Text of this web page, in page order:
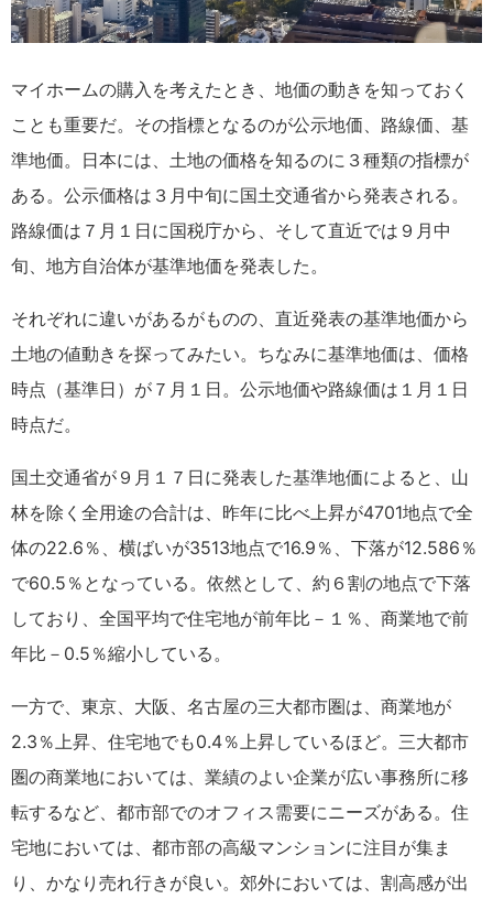
マイホームの購入を考えたとき、地価の動きを知っておく
ことも重要だ。その指標となるのが公示地価、路線価、基
準地価。日本には、土地の価格を知るのに３種類の指標が
ある。公示価格は３月中旬に国土交通省から発表される。
路線価は７月１日に国税庁から、そして直近では９月中
旬、地方自治体が基準地価を発表した。
それぞれに違いがあるがものの、直近発表の基準地価から
土地の値動きを探ってみたい。ちなみに基準地価は、価格
時点（基準日）が７月１日。公示地価や路線価は１月１日
時点だ。
国土交通省が９月１７日に発表した基準地価によると、山
林を除く全用途の合計は、昨年に比べ上昇が4701地点で全
体の22.6％、横ばいが3513地点で16.9％、下落が12.586％
で60.5％となっている。依然として、約６割の地点で下落
しており、全国平均で住宅地が前年比－１％、商業地で前
年比－0.5％縮小している。
一方で、東京、大阪、名古屋の三大都市圏は、商業地が
2.3％上昇、住宅地でも0.4％上昇しているほど。三大都市
圏の商業地においては、業績のよい企業が広い事務所に移
転するなど、都市部でのオフィス需要にニーズがある。住
宅地においては、都市部の高級マンションに注目が集ま
り、かなり売れ行きが良い。郊外においては、割高感が出